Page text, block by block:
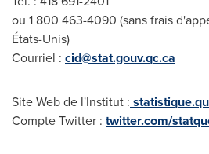
ou 1 800 463-4090 (sans frais
États-Unis)
Courriel : cid@stat.gouv.qc.ca
Site Web de l'Institut :
Compte Twitter : twitter.com/